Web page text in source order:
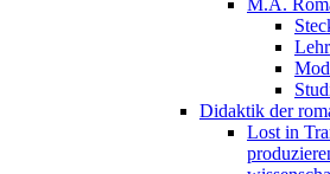
Didaktik der
Lost in